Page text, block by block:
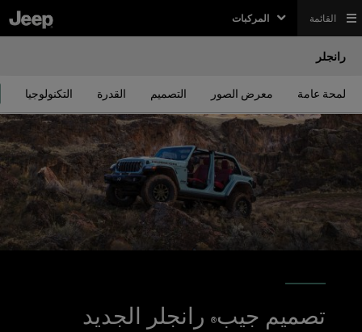
المركبات القائمة
رانجلر
لمحة عامة معرض الصور التصميم القدرة التكنولوجيا
تصميم جيب® رانجلر الجديد